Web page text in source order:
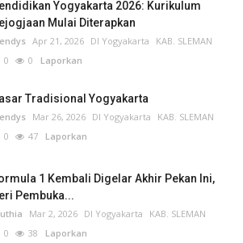
Yogyakarta 2026: Kurikulum
Mulai Diterapkan
Apr 21, 2026 DI Yogyakarta
KAB. SLEMAN
0
0 Laporkan
Tradisional Yogyakarta
Mar 26, 2026 DI Yogyakarta
KAB. SLEMAN
0
47 Laporkan
1 Kembali Digelar Akhir Pekan Ini,
Pembuka...
Mar 2, 2026 DI Yogyakarta
KAB. SLEMAN
0
38 Laporkan